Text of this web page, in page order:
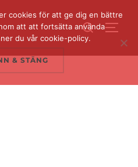
Sök
efter:
cookies för att ge dig en bättre
att att fortsätta använda
du vår cookie-policy.
& STÄNG